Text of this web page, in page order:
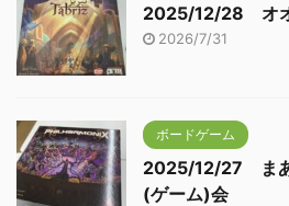
2025/12/28 オ
2026/7/31
ボードゲーム
2025/12/27 まあ
(ゲーム)会